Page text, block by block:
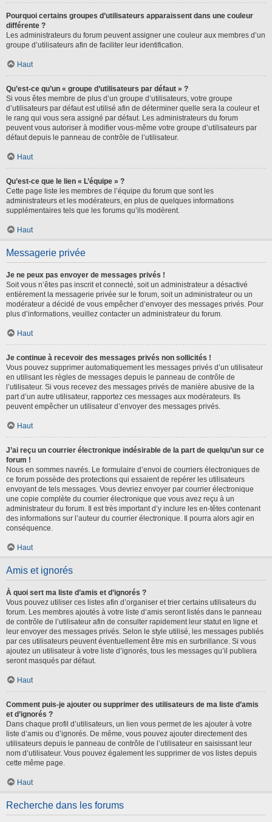
Pourquoi certains groupes d’utilisateurs apparaissent dans une couleur
différente ?
Les administrateurs du forum peuvent assigner une couleur aux membres d’un
groupe d’utilisateurs afin de faciliter leur identification.
Haut
Qu’est-ce qu’un « groupe d’utilisateurs par défaut » ?
Si vous êtes membre de plus d’un groupe d’utilisateurs, votre groupe
d’utilisateurs par défaut est utilisé afin de déterminer quelle sera la couleur et
le rang qui vous sera assigné par défaut. Les administrateurs du forum
peuvent vous autoriser à modifier vous-même votre groupe d’utilisateurs par
défaut depuis le panneau de contrôle de l’utilisateur.
Haut
Qu’est-ce que le lien « L’équipe » ?
Cette page liste les membres de l’équipe du forum que sont les
administrateurs et les modérateurs, en plus de quelques informations
supplémentaires tels que les forums qu’ils modèrent.
Haut
Messagerie privée
Je ne peux pas envoyer de messages privés !
Soit vous n’êtes pas inscrit et connecté, soit un administrateur a désactivé
entièrement la messagerie privée sur le forum, soit un administrateur ou un
modérateur a décidé de vous empêcher d’envoyer des messages privés. Pour
plus d’informations, veuillez contacter un administrateur du forum.
Haut
Je continue à recevoir des messages privés non sollicités !
Vous pouvez supprimer automatiquement les messages privés d’un utilisateur
en utilisant les règles de messages depuis le panneau de contrôle de
l’utilisateur. Si vous recevez des messages privés de manière abusive de la
part d’un autre utilisateur, rapportez ces messages aux modérateurs. Ils
peuvent empêcher un utilisateur d’envoyer des messages privés.
Haut
J’ai reçu un courrier électronique indésirable de la part de quelqu’un sur ce
forum !
Nous en sommes navrés. Le formulaire d’envoi de courriers électroniques de
ce forum possède des protections qui essaient de repérer les utilisateurs
envoyant de tels messages. Vous devriez envoyer par courrier électronique
une copie complète du courrier électronique que vous avez reçu à un
administrateur du forum. Il est très important d’y inclure les en-têtes contenant
des informations sur l’auteur du courrier électronique. Il pourra alors agir en
conséquence.
Haut
Amis et ignorés
À quoi sert ma liste d’amis et d’ignorés ?
Vous pouvez utiliser ces listes afin d’organiser et trier certains utilisateurs du
forum. Les membres ajoutés à votre liste d’amis seront listés dans le panneau
de contrôle de l’utilisateur afin de consulter rapidement leur statut en ligne et
leur envoyer des messages privés. Selon le style utilisé, les messages publiés
par ces utilisateurs peuvent éventuellement être mis en surbrillance. Si vous
ajoutez un utilisateur à votre liste d’ignorés, tous les messages qu’il publiera
seront masqués par défaut.
Haut
Comment puis-je ajouter ou supprimer des utilisateurs de ma liste d’amis
et d’ignorés ?
Dans chaque profil d’utilisateurs, un lien vous permet de les ajouter à votre
liste d’amis ou d’ignorés. De même, vous pouvez ajouter directement des
utilisateurs depuis le panneau de contrôle de l’utilisateur en saisissant leur
nom d’utilisateur. Vous pouvez également les supprimer de vos listes depuis
cette même page.
Haut
Recherche dans les forums